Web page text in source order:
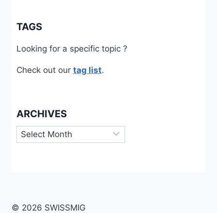
TAGS
Looking for a specific topic ?
Check out our tag list.
ARCHIVES
Archives
© 2026 SWISSMIG